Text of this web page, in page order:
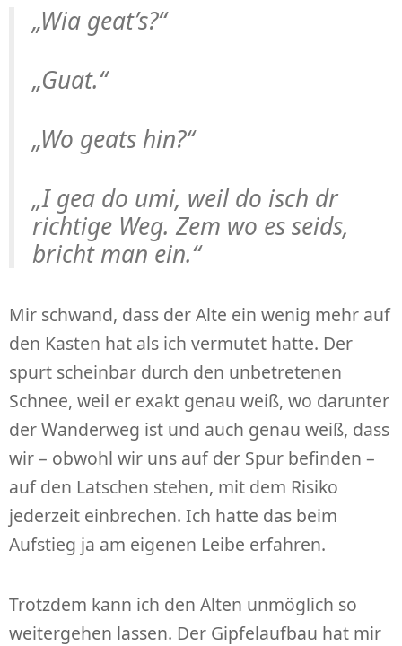
„Wia geat’s?“
„Guat.“
„Wo geats hin?“
„I gea do umi, weil do isch dr
richtige Weg. Zem wo es seids,
bricht man ein.“
Mir schwand, dass der Alte ein wenig mehr auf
den Kasten hat als ich vermutet hatte. Der
spurt scheinbar durch den unbetretenen
Schnee, weil er exakt genau weiß, wo darunter
der Wanderweg ist und auch genau weiß, dass
wir – obwohl wir uns auf der Spur befinden –
auf den Latschen stehen, mit dem Risiko
jederzeit einbrechen. Ich hatte das beim
Aufstieg ja am eigenen Leibe erfahren.
Trotzdem kann ich den Alten unmöglich so
weitergehen lassen. Der Gipfelaufbau hat mir